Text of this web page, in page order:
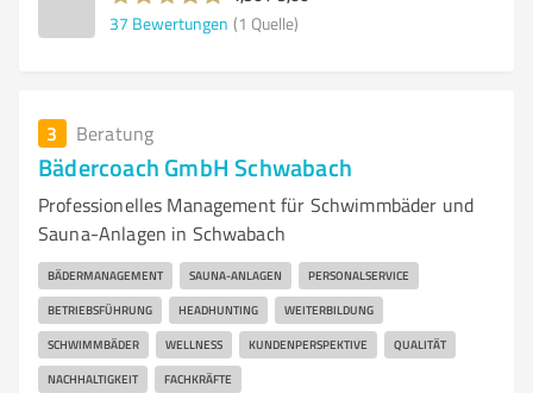
37 Bewertungen (1 Quelle)
3 Beratung
Bädercoach GmbH Schwabach
Professionelles Management für Schwimmbäder und
Sauna-Anlagen in Schwabach
BÄDERMANAGEMENT SAUNA-ANLAGEN PERSONALSERVICE
BETRIEBSFÜHRUNG HEADHUNTING WEITERBILDUNG
SCHWIMMBÄDER WELLNESS KUNDENPERSPEKTIVE QUALITÄT
NACHHALTIGKEIT FACHKRÄFTE